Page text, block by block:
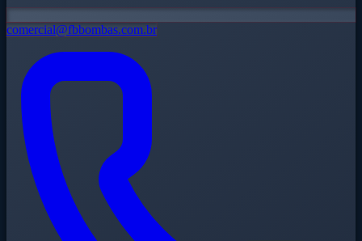
comercial@fbbombas.com.br